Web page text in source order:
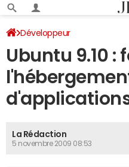
Développeur
Ubuntu 9.10 :
La Rédaction
5 novembre 2009 08:53